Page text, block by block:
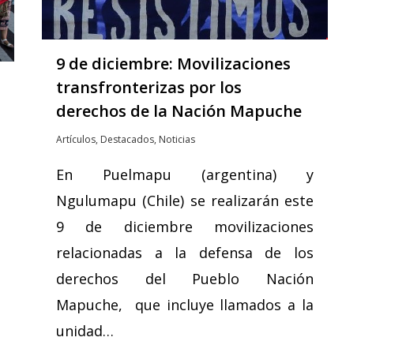
9 de diciembre: Movilizaciones
transfronterizas por los
derechos de la Nación Mapuche
Artículos, Destacados, Noticias
En Puelmapu (argentina) y
Ngulumapu (Chile) se realizarán este
9 de diciembre movilizaciones
relacionadas a la defensa de los
derechos del Pueblo Nación
Mapuche, que incluye llamados a la
unidad…